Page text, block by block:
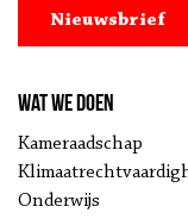
Nieuwsbrief
Wat we doen
Kameraadschap
Onderwijs